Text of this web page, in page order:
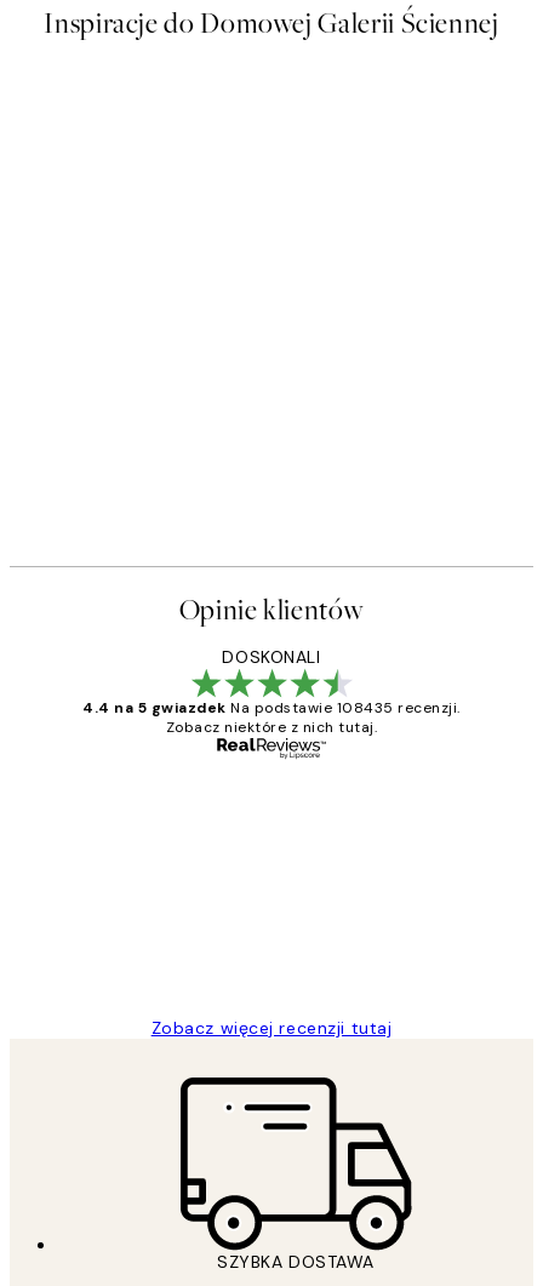
Inspiracje do Domowej Galerii Ściennej
Opinie klientów
DOSKONALI
4.4 na 5 gwiazdek Na podstawie 108435 recenzji.
Zobacz niektóre z nich tutaj.
Zobacz więcej recenzji tutaj
SZYBKA DOSTAWA